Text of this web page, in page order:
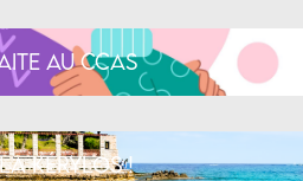
au CCAS
Kérylos !